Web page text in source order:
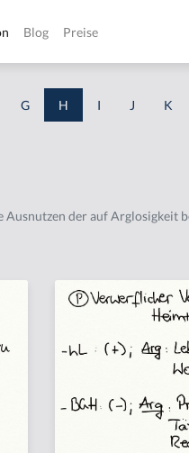
Blog Preise
G H I J K
Ausnutzen der auf